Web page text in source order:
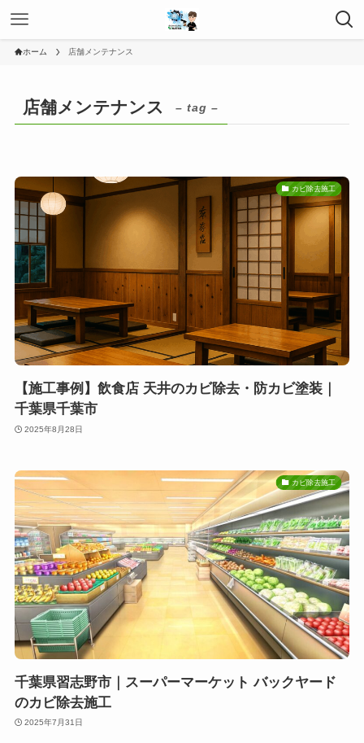
ホーム 店舗メンテナンス
店舗メンテナンス – tag –
カビ除去施工
【施工事例】飲食店 天井のカビ除去・防カビ塗装｜
千葉県千葉市
2025年8月28日
カビ除去施工
千葉県習志野市｜スーパーマーケット バックヤード
のカビ除去施工
2025年7月31日